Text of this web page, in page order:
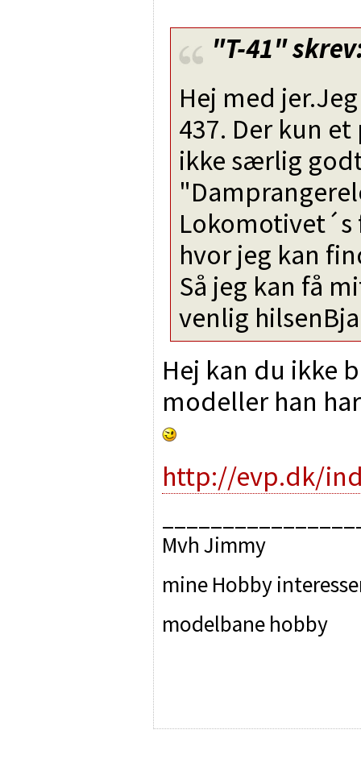
"T-41"
Hej med
437. Der kun
ikke særlig
Lokomotivet´s
hvor jeg kan
Så jeg kan få
venlig
Hej kan du ikke
modeller han
http://evp.dk/
Mvh Jimmy
mine Hobby
modelbane hobby